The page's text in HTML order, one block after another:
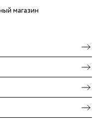
магазин